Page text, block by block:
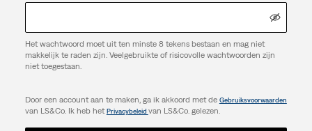
Het wachtwoord moet uit ten minste 8 tekens bestaan en mag niet
makkelijk te raden zijn. Veelgebruikte of risicovolle wachtwoorden zijn
niet toegestaan.
Door een account aan te maken, ga ik akkoord met de Gebruiksvoorwaarden
van LS&Co. Ik heb hetPrivacybeleid van LS&Co. gelezen.